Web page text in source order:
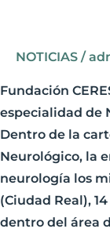
NOTICIAS /
Fundación
especialidad de
Dentro de la
Neurológico, la
neurología los
(Ciudad Real),
dentro del área
de
Daño